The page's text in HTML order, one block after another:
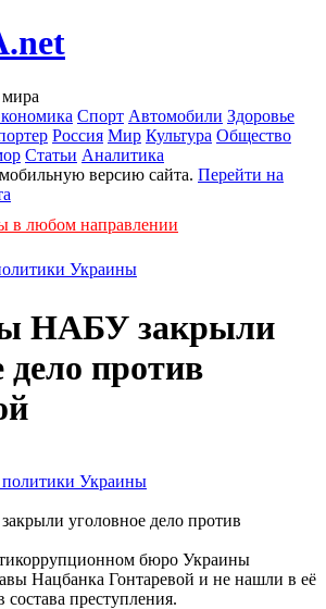
Спорт Автомобили Здоровье
Россия Мир Культура Общество
Статьи Аналитика
версию сайта. Перейти на
в любом направлении
Украины
НАБУ закрыли
дело против
Украины
бюро Украины
Нацбанка Гонтаревой и не нашли в её
состава преступления.